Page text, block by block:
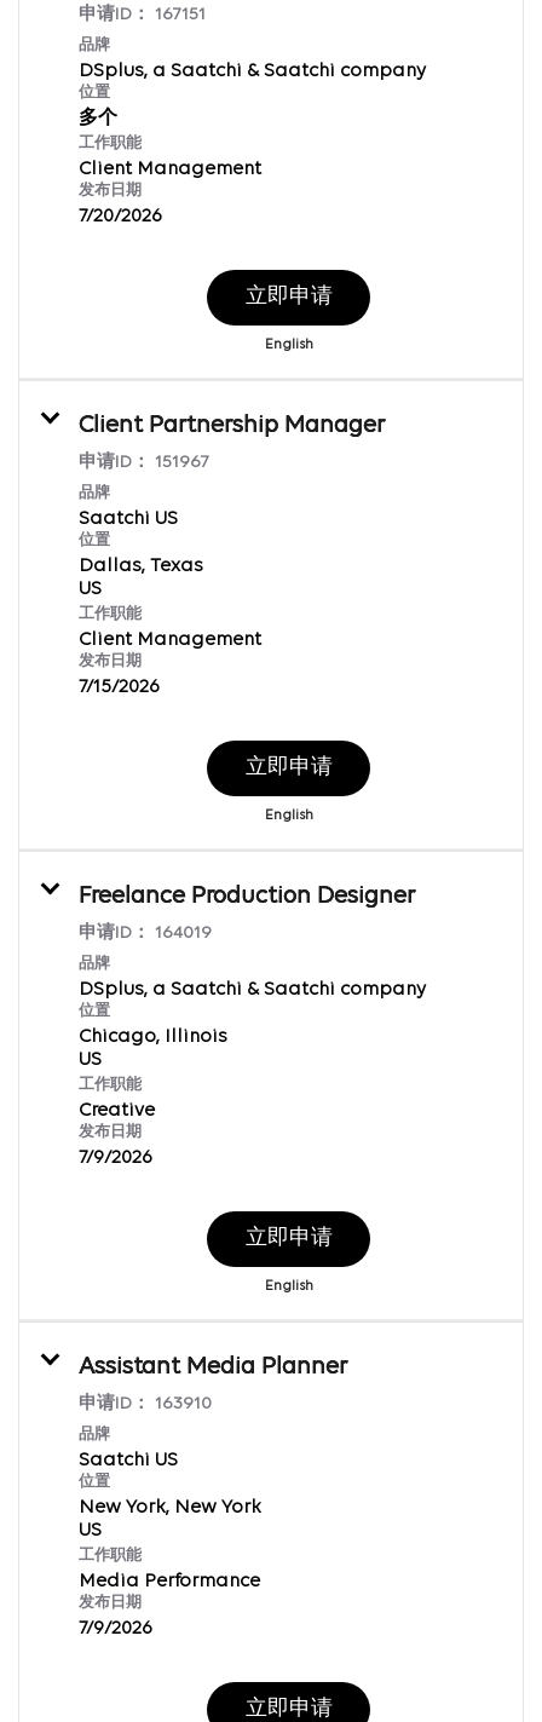
申请ID： 167151
品牌
DSplus, a Saatchi & Saatchi company
位置
多个
工作职能
Client Management
发布日期
7/20/2026
立即申请
English
Client Partnership Manager
申请ID： 151967
品牌
Saatchi US
位置
Dallas, Texas
工作职能
Client Management
发布日期
7/15/2026
立即申请
English
Freelance Production Designer
申请ID： 164019
品牌
DSplus, a Saatchi & Saatchi company
位置
Chicago, Illinois
工作职能
Creative
发布日期
7/9/2026
立即申请
English
Assistant Media Planner
申请ID： 163910
品牌
Saatchi US
位置
New York, New York
工作职能
Media Performance
发布日期
7/9/2026
立即申请